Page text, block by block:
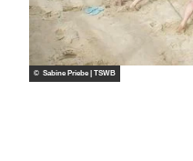
© Sabine Priebe | TSWB